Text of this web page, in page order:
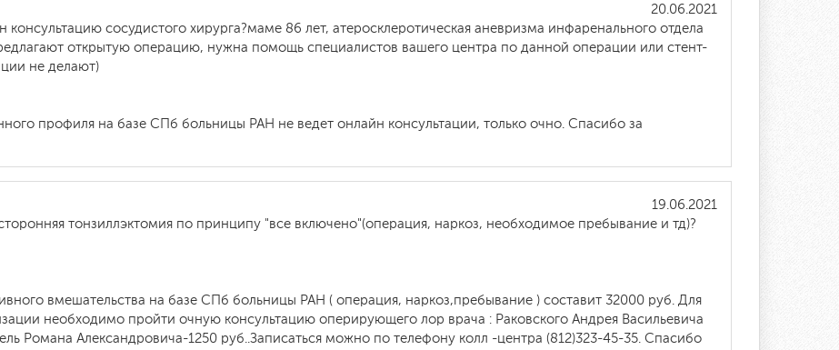
20.06.2021
сосудистого хирурга?маме 86 лет, атеросклеротическая аневризма инфаренального отдела
открытую операцию, нужна помощь специалистов вашего центра по данной операции или стент-
не делают)
профиля на базе СПб больницы РАН не ведет онлайн консультации, только очно. Спасибо за
19.06.2021
тонзиллэктомия по принципу "все включено"(операция, наркоз, необходимое пребывание и тд)?
вмешательства на базе СПб больницы РАН ( операция, наркоз,пребывание ) составит 32000 руб. Для
необходимо пройти очную консультацию оперирующего лор врача : Раковского Андрея Васильевича
Романа Александровича-1250 руб..Записаться можно по телефону колл -центра (812)323-45-35. Спасибо